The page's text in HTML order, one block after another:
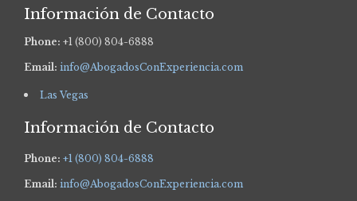
Información de Contacto
Phone: +1 (800) 804-6888
Email: info@AbogadosConExperiencia.com
Las Vegas
Información de Contacto
Phone: +1 (800) 804-6888
Email: info@AbogadosConExperiencia.com